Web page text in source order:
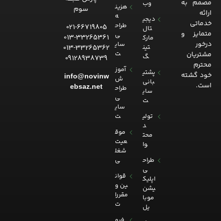
مصمم به
ارائه
خدماتی
متمایز و
درخور
مشتریان
محترم
خود گشته
است.
وب
دیجی
تال
مارک
تین
گ
پشتی
بانی
سای
ت
تولی
د
محت
وا
طراح
ی
اپلیک
یشن
موبا
یل
هزین
ه
طراح
ی
سای
ت
آموز
ش
طراح
ی
سای
ت
موق
عیت
شغل
ی
قوان
ین و
مقررا
ت
سوم
021-66719805
013-33265361
013-33265362
09128938739
info@novinw
ebsaz.net